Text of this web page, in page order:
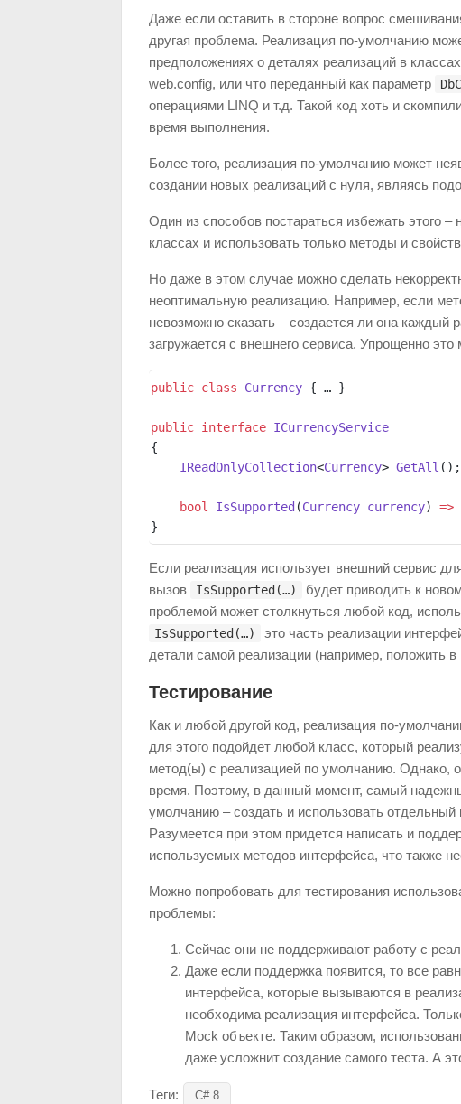
Даже если оставить в стороне вопрос
другая проблема. Реализация по-умолчанию
предположениях о деталях реализаций в
web.config, или что переданный как параметр
операциями LINQ и т.д. Такой код хоть и
время выполнения.
Более того, реализация по-умолчанию может
создании новых реализаций с нуля, являясь
Один из способов постараться избежать этого
классах и использовать только методы и
Но даже в этом случае можно сделать
неоптимальную реализацию. Например, если
невозможно сказать – создается ли она каждый
загружается с внешнего сервиса. Упрощенно это
public class Currency { … }
public interface ICurrencyService
{
    IReadOnlyCollection
<Currency> GetAll ();
    bool
IsSupported (Currency currency) =>
}
Если реализация использует внешний сервис
вызов
IsSupported(…)
будет приводить к
проблемой может столкнуться любой код,
IsSupported(…)
это часть реализации
детали самой реализации (например, положить
Тестирование
Как и любой другой код, реализация по-
для этого подойдет любой класс, который
метод(ы) с реализацией по умолчанию. Однако,
время. Поэтому, в данный момент, самый
умолчанию – создать и использовать отдельный
Разумеется при этом придется написать и
используемых методов интерфейса, что также
Можно попробовать для тестирования
проблемы:
Сейчас они не поддерживают работу с
Даже если поддержка появится, то все
интерфейса, которые вызываются в
необходима реализация интерфейса.
Mock объекте. Таким образом,
даже усложнит создание самого теста. А
Теги: C# 8